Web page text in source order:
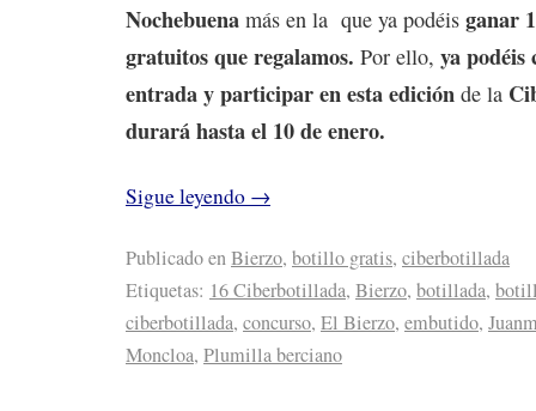
Nochebuena más en la que ya podéis ganar
gratuitos que regalamos. Por ello, ya podéis
entrada y participar en esta edición de la
durará hasta el 10 de enero.
Sigue leyendo →
Publicado enBierzo, botillo gratis, ciberbotillada
Etiquetas: 16 Ciberbotillada, Bierzo, botillada,
ciberbotillada, concurso, El Bierzo, embutido,
Moncloa, Plumilla berciano